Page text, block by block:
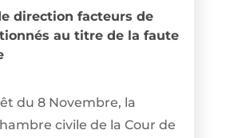
direction facteurs de
au titre de la faute
du 8 Novembre, la
civile de la Cour de